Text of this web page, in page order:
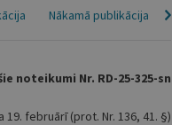
Nākamā publikācija
noteikumi Nr. RD-25-325-sn
19. februārī (prot. Nr. 136, 41. §)